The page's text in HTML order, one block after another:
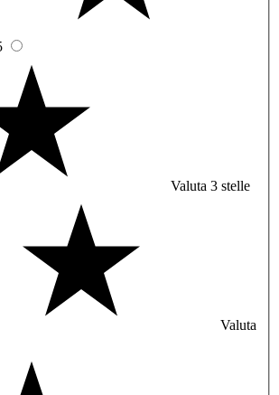
Valuta 3 stelle
Valuta